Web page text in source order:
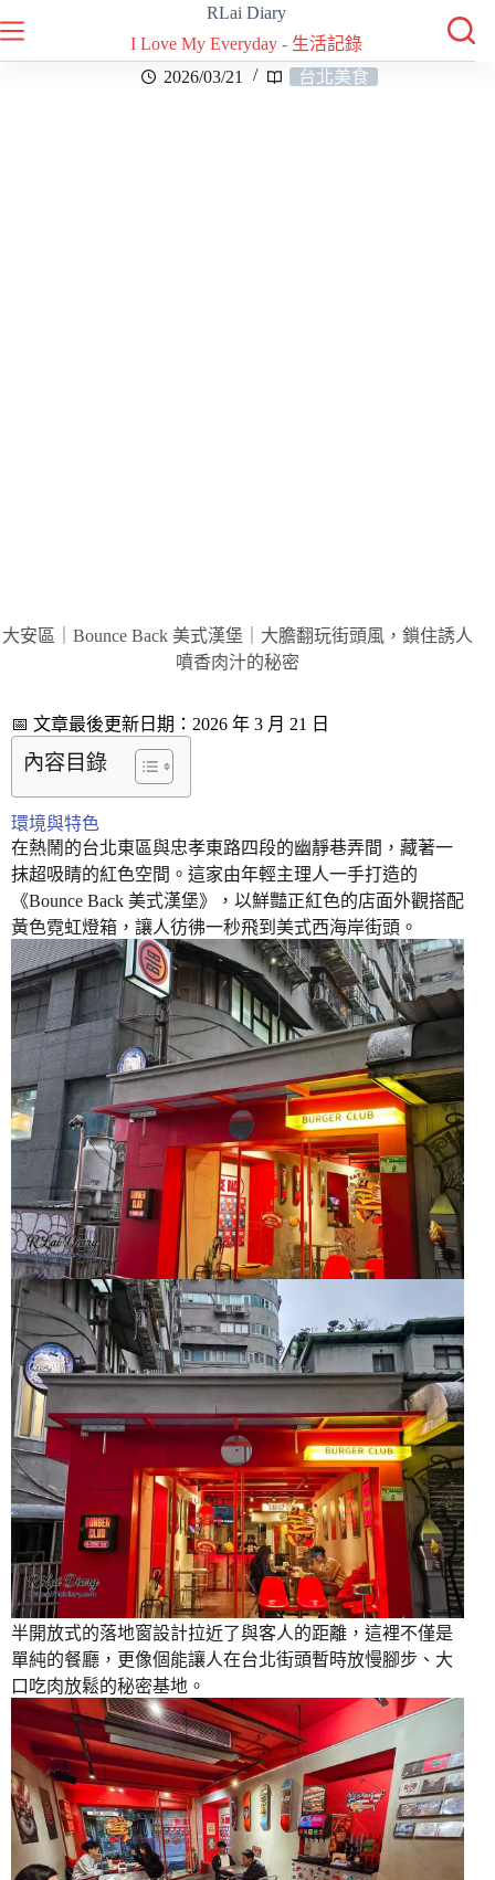
RLai Diary
I Love My Everyday - 生活記錄
2026/03/21
台北美食
大安區｜Bounce Back 美式漢堡｜大膽翻玩街頭風，鎖住誘人
噴香肉汁的秘密
📅 文章最後更新日期：2026 年 3 月 21 日
內容目錄
環境與特色
在熱鬧的台北東區與忠孝東路四段的幽靜巷弄間，藏著一
抹超吸睛的紅色空間。這家由年輕主理人一手打造的
《Bounce Back 美式漢堡》，以鮮豔正紅色的店面外觀搭配
黃色霓虹燈箱，讓人彷彿一秒飛到美式西海岸街頭。
半開放式的落地窗設計拉近了與客人的距離，這裡不僅是
單純的餐廳，更像個能讓人在台北街頭暫時放慢腳步、大
口吃肉放鬆的秘密基地。